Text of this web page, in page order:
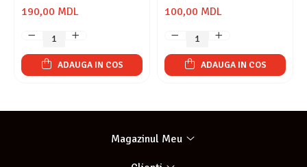
190,00 MDL
ADAUGA IN COS
100,00 MDL
ADAUGA IN COS
Magazinul Meu